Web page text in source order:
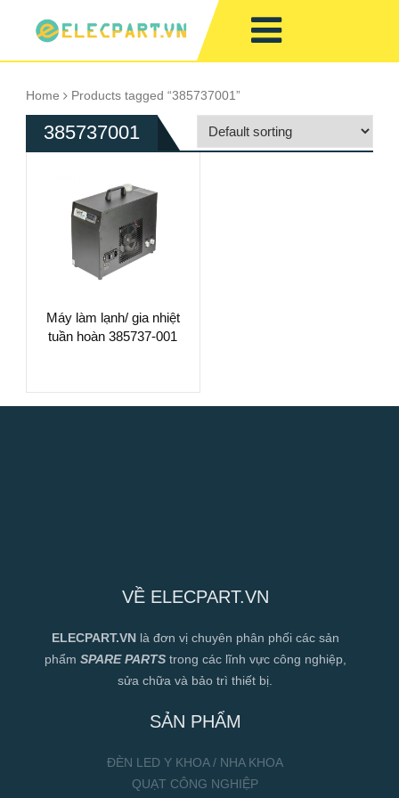
Home Products tagged “385737001”
385737001
Máy làm lạnh/ gia nhiệt
tuần hoàn 385737-001
VỀ ELECPART.VN
ELECPART.VN là đơn vị chuyên phân phối các sản
phẩm SPARE PARTStrong các lĩnh vực công nghiệp,
sửa chữa và bảo trì thiết bị.
SẢN PHẨM
ĐÈN LED Y KHOA / NHA KHOA
QUẠT CÔNG NGHIỆP